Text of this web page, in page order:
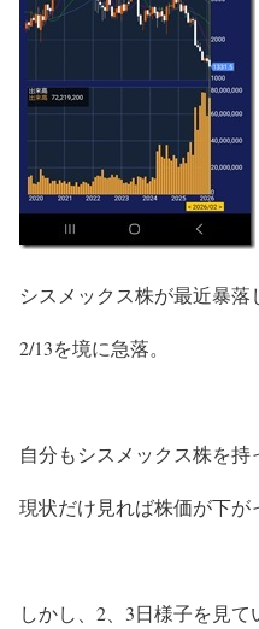
シスメックス株が最近暴落
2/13を境に急落。
自分もシスメックス株を持
現状だけ見れば株価が下が
しかし、2、3日様子を見